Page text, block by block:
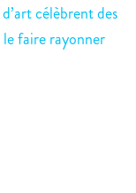
célèbrent des
faire rayonner